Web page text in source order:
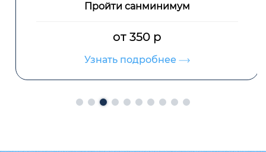
Пройти санминимум
от 350 р
Узнать подробнее